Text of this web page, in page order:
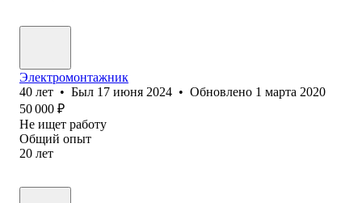
Электромонтажник
40 лет • Был 17 июня 2024 • Обновлено 1 марта 2020
50 000 ₽
Не ищет работу
Общий опыт
20 лет